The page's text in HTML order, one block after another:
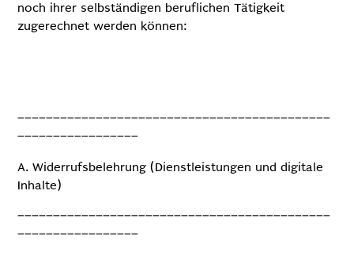
noch ihrer selbständigen beruflichen Tätigkeit
zugerechnet werden können:
––––––––––––––––––––––––––––––––––––––––––––
–––––––––––––––––
A. Widerrufsbelehrung (Dienstleistungen und digitale
Inhalte)
––––––––––––––––––––––––––––––––––––––––––––
–––––––––––––––––